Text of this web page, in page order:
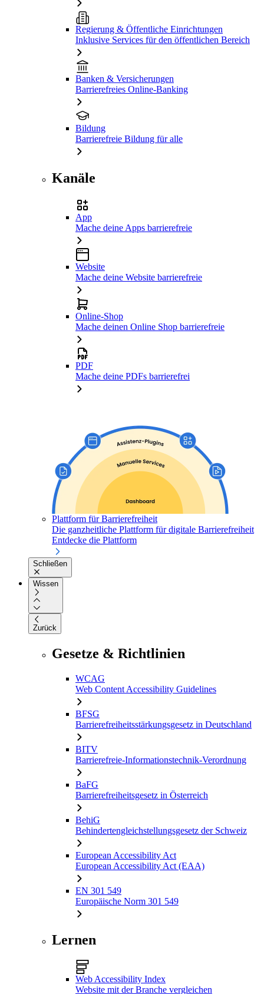
Regierung & Öffentliche Einrichtungen
Inklusive Services für den öffentlichen Bereich
Banken & Versicherungen
Barrierefreies Online-Banking
Bildung
Barrierefreie Bildung für alle
Kanäle
App
Mache deine Apps barrierefreie
Website
Mache deine Website barrierefreie
Online-Shop
Mache deinen Online Shop barrierefreie
PDF
Mache deine PDFs barrierefrei
Plattform für Barrierefreiheit
Die ganzheitliche Plattform für digitale Barrierefreiheit
Entdecke die Plattform
Schließen
Wissen
Zurück
Gesetze & Richtlinien
WCAG
Web Content Accessibility Guidelines
BFSG
Barrierefreiheitsstärkungsgesetz in Deutschland
BITV
Barrierefreie-Informationstechnik-Verordnung
BaFG
Barrierefreiheitsgesetz in Österreich
BehiG
Behindertengleichstellungsgesetz der Schweiz
European Accessibility Act
European Accessibility Act (EAA)
EN 301 549
Europäische Norm 301 549
Lernen
Web Accessibility Index
Website mit der Branche vergleichen